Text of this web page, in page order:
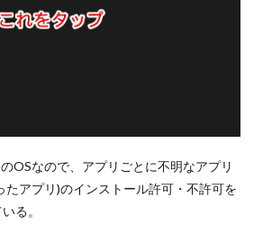
OSなので、アプリごとに不明なアプリ
たアプリ)のインストール許可・不許可を
る。